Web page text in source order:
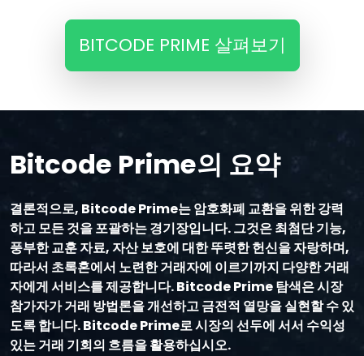
BITCODE PRIME 살펴보기
Bitcode Prime의 요약
결론적으로, Bitcode Prime는 암호화폐 교환을 위한 강력
하고 모든 것을 포괄하는 경기장입니다. 그것은 최첨단 기능,
풍부한 교훈 자료, 자산 보호에 대한 뚜렷한 헌신을 자랑하며,
따라서 초록혼에서 노련한 거래자에 이르기까지 다양한 거래
자에게 서비스를 제공합니다. Bitcode Prime 탐색은 시장
참가자가 거래 방법론을 개선하고 금전적 열망을 실현할 수 있
도록 합니다. Bitcode Prime로 시장의 선두에 서서 수익성
있는 거래 기회의 흐름을 활용하십시오.